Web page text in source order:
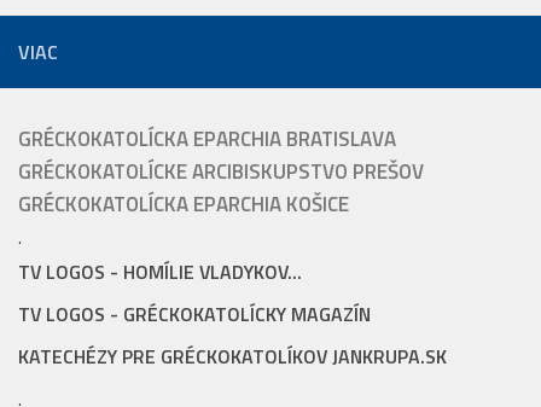
VIAC
GRÉCKOKATOLÍCKA EPARCHIA BRATISLAVA
GRÉCKOKATOLÍCKE ARCIBISKUPSTVO PREŠOV
GRÉCKOKATOLÍCKA EPARCHIA KOŠICE
.
TV LOGOS - HOMÍLIE VLADYKOV...
TV LOGOS - GRÉCKOKATOLÍCKY MAGAZÍN
KATECHÉZY PRE GRÉCKOKATOLÍKOV JANKRUPA.SK
.